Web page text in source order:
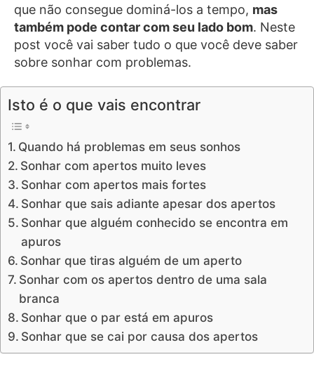
que não consegue dominá-los a tempo, mas
também pode contar com seu lado bom. Neste
post você vai saber tudo o que você deve saber
sobre sonhar com problemas.
Isto é o que vais encontrar
Quando há problemas em seus sonhos
Sonhar com apertos muito leves
Sonhar com apertos mais fortes
Sonhar que sais adiante apesar dos apertos
Sonhar que alguém conhecido se encontra em
apuros
Sonhar que tiras alguém de um aperto
Sonhar com os apertos dentro de uma sala
branca
Sonhar que o par está em apuros
Sonhar que se cai por causa dos apertos